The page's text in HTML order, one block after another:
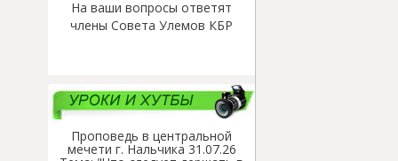
На ваши вопросы ответят
члены Совета Улемов КБР
Проповедь в центральной
мечети г. Нальчика 31.07.26